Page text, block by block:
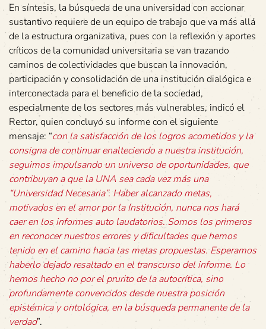
En síntesis, la búsqueda de una universidad con accionar
sustantivo requiere de un equipo de trabajo que va más allá
de la estructura organizativa, pues con la reflexión y aportes
críticos de la comunidad universitaria se van trazando
caminos de colectividades que buscan la innovación,
participación y consolidación de una institución dialógica e
interconectada para el beneficio de la sociedad,
especialmente de los sectores más vulnerables, indicó el
Rector, quien concluyó su informe con el siguiente
mensaje: “con la satisfacción de los logros acometidos y la
consigna de continuar enalteciendo a nuestra institución,
seguimos impulsando un universo de oportunidades, que
contribuyan a que la UNA sea cada vez más una
“Universidad Necesaria”. Haber alcanzado metas,
motivados en el amor por la Institución, nunca nos hará
caer en los informes auto laudatorios. Somos los primeros
en reconocer nuestros errores y dificultades que hemos
tenido en el camino hacia las metas propuestas. Esperamos
haberlo dejado resaltado en el transcurso del informe. Lo
hemos hecho no por el prurito de la autocrítica, sino
profundamente convencidos desde nuestra posición
epistémica y ontológica, en la búsqueda permanente de la
verdad”.